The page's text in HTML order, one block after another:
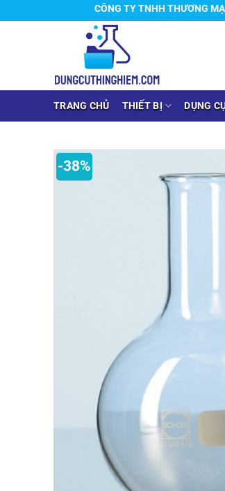
đến
CÔNG TY TNHH THƯƠNG MẠI DỊCH
TRANG CHỦ THIẾT BỊ DỤNG
-38%